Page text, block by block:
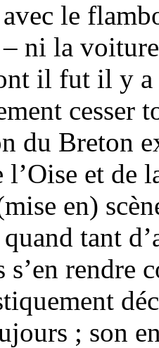
le
ni la
il fut il y a
cesser
du Breton
l’Oise et de
en)
tant
s’en rendre
; son